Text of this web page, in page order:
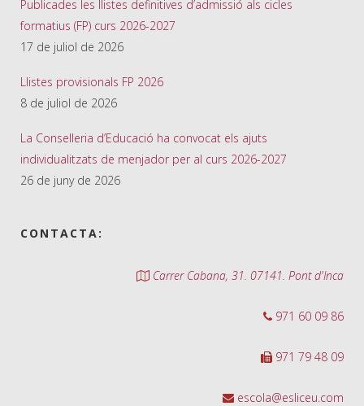
Publicades les llistes definitives d’admissió als cicles
formatius (FP) curs 2026-2027
17 de juliol de 2026
Llistes provisionals FP 2026
8 de juliol de 2026
La Conselleria d’Educació ha convocat els ajuts
individualitzats de menjador per al curs 2026-2027
26 de juny de 2026
CONTACTA:
Carrer Cabana, 31. 07141. Pont d'Inca
971 60 09 86
971 79 48 09
escola@esliceu.com